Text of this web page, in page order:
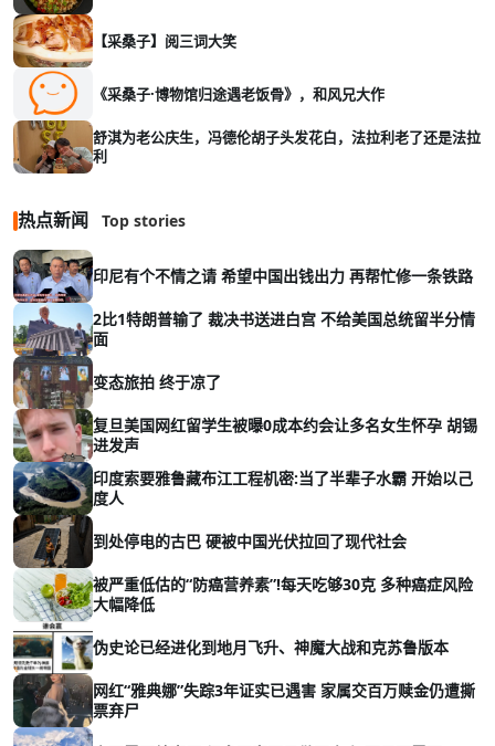
【采桑子】阅三词大笑
《采桑子·博物馆归途遇老饭骨》，和风兄大作
舒淇为老公庆生，冯德伦胡子头发花白，法拉利老了还是法拉
利
热点新闻 Top stories
印尼有个不情之请 希望中国出钱出力 再帮忙修一条铁路
2比1特朗普输了 裁决书送进白宫 不给美国总统留半分情
面
变态旅拍 终于凉了
复旦美国网红留学生被曝0成本约会让多名女生怀孕 胡锡
进发声
印度索要雅鲁藏布江工程机密:当了半辈子水霸 开始以己
度人
到处停电的古巴 硬被中国光伏拉回了现代社会
被严重低估的“防癌营养素”!每天吃够30克 多种癌症风险
大幅降低
伪史论已经进化到地月飞升、神魔大战和克苏鲁版本
网红“雅典娜”失踪3年证实已遇害 家属交百万赎金仍遭撕
票弃尸